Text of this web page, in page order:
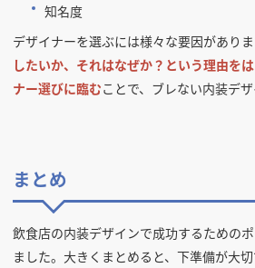
知名度
デザイナーを選ぶには様々な要因がありま
したいか、それはなぜか？という理由を
ナー選びに臨むことで、ブレない内装デザ
まとめ
飲食店の内装デザインで成功するための
ました。大きくまとめると、下準備が大切